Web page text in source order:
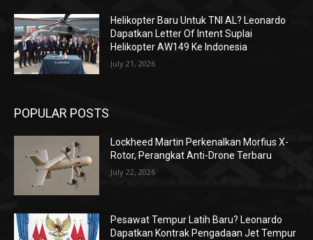
Helikopter Baru Untuk TNI AL? Leonardo
Dapatkan Letter Of Intent Suplai
Helikopter AW149 Ke Indonesia
July 21, 2026
POPULAR POSTS
Lockheed Martin Perkenalkan Morfius X-
Rotor, Perangkat Anti-Drone Terbaru
July 22, 2026
Pesawat Tempur Latih Baru? Leonardo
Dapatkan Kontrak Pengadaan Jet Tempur